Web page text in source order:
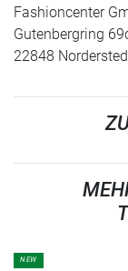
Fashioncenter
Gutenbergring
22848
NEW